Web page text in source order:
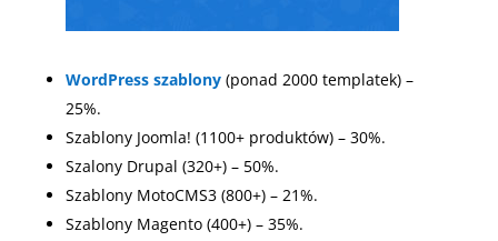
WordPress szablony(ponad 2000 templatek) –
25%.
Szablony Joomla! (1100+ produktów) – 30%.
Szalony Drupal (320+) – 50%.
Szablony MotoCMS3 (800+) – 21%.
Szablony Magento (400+) – 35%.